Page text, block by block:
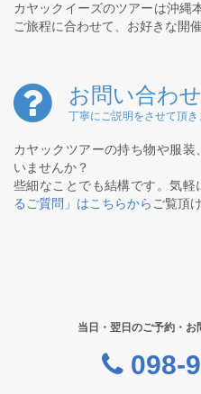
カヤックイーズのツアーは沖縄
ご旅程に合わせて、お好きな開
お問い合わせ
丁寧にご説明をさせて頂き
カヤックツアーの持ち物や服
いませんか？
些細なことでも結構です。気軽
るご質問」はこちらから ご覧頂
当日・翌日のご予約・お
098-